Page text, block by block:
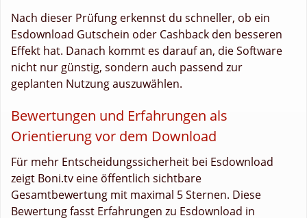
Nach dieser Prüfung erkennst du schneller, ob ein
Esdownload Gutschein oder Cashback den besseren
Effekt hat. Danach kommt es darauf an, die Software
nicht nur günstig, sondern auch passend zur
geplanten Nutzung auszuwählen.
Bewertungen und Erfahrungen als
Orientierung vor dem Download
Für mehr Entscheidungssicherheit bei Esdownload
zeigt Boni.tv eine öffentlich sichtbare
Gesamtbewertung mit maximal 5 Sternen. Diese
Bewertung fasst Erfahrungen zu Esdownload in